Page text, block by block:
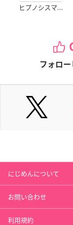
ヒプノシスマ...
フォロー
にじめんについて
お問い合わせ
利用規約